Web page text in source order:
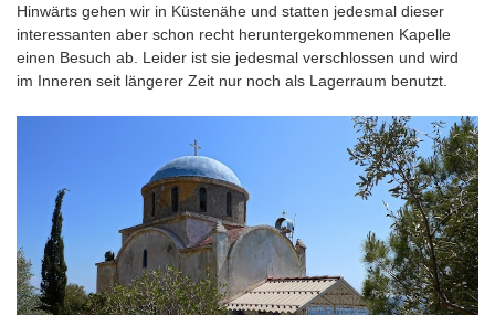
Hinwärts gehen wir in Küstenähe und statten jedesmal dieser
interessanten aber schon recht heruntergekommenen Kapelle
einen Besuch ab. Leider ist sie jedesmal verschlossen und wird
im Inneren seit längerer Zeit nur noch als Lagerraum benutzt.